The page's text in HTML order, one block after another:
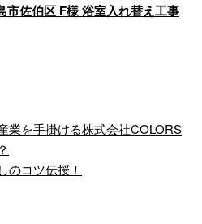
市佐伯区 F様 浴室入れ替え工事
業を手掛ける株式会社COLORS
のコツ伝授！